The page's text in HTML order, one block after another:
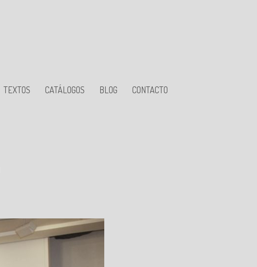
TEXTOS CATÁLOGOS BLOG CONTACTO